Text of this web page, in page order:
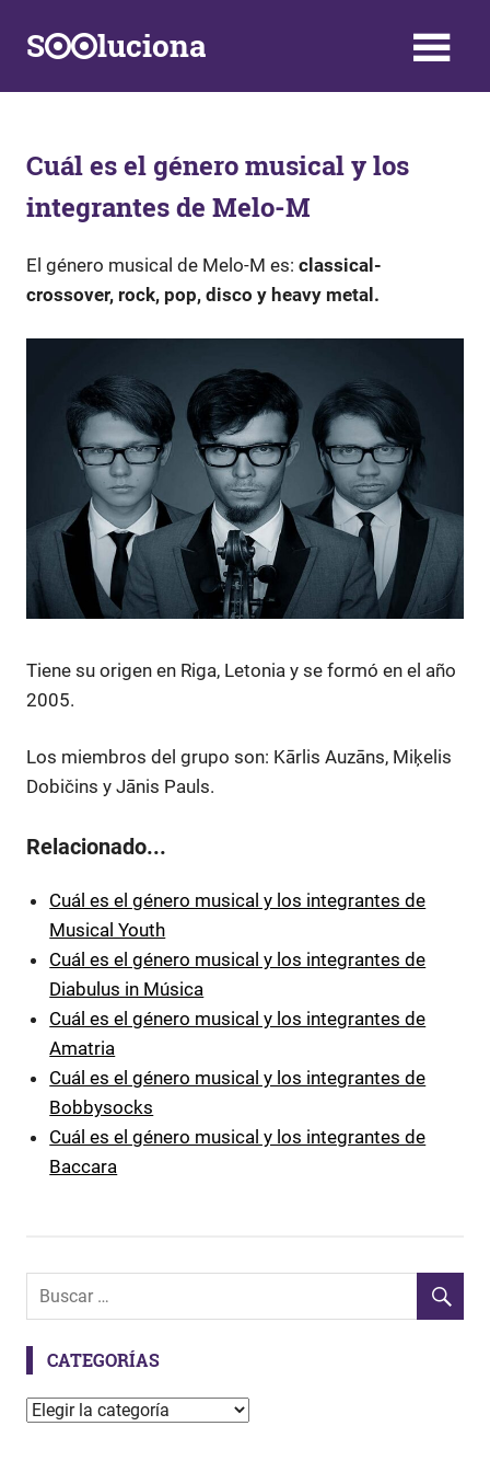
S luciona
y
Soluciones
a
problemas
la
vida
Cuál es el género musical y los
integrantes de Melo-M
El género musical de Melo-M es: classical-
crossover, rock, pop, disco y heavy metal.
Tiene su origen en Riga, Letonia y se formó en el año
2005.
Los miembros del grupo son: Kārlis Auzāns, Miķelis
Dobičins y Jānis Pauls.
Relacionado...
Cuál es el género musical y los integrantes de
Musical Youth
Cuál es el género musical y los integrantes de
Diabulus in Música
Cuál es el género musical y los integrantes de
Amatria
Cuál es el género musical y los integrantes de
Bobbysocks
Cuál es el género musical y los integrantes de
Baccara
CATEGORÍAS
C